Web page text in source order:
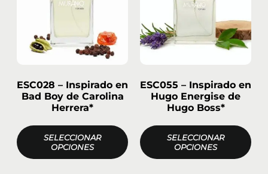
ESC028 – Inspirado en
Bad Boy de Carolina
Herrera*
SELECCIONAR
OPCIONES
ESC055 – Inspirado en
Hugo Energise de
Hugo Boss*
SELECCIONAR
OPCIONES